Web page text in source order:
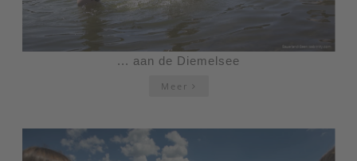
... aan de Diemelsee
Meer